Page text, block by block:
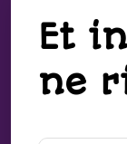
Et
ne